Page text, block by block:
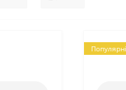
Популярні